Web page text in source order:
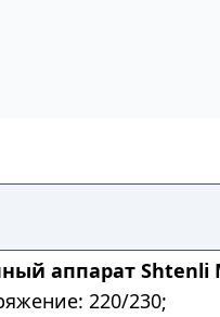
аппарат Shtenli
220/230;